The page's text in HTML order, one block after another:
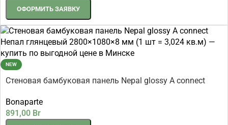
ОФОРМИТЬ ЗАЯВКУ
NEW
Стеновая бамбуковая панель Nepal glossy A connect
Bonaparte
891,00 Br